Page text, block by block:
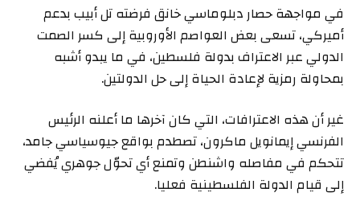
في مواجهة حصار دبلوماسي خانق فرضته تل أبيب بدعم
أميركي، تسعى بعض العواصم الأوروبية إلى كسر الصمت
الدولي عبر الاعتراف بدولة فلسطين، في ما يبدو أشبه
بمحاولة رمزية لإعادة الحياة إلى حل الدولتين.
غير أن هذه الاعترافات، التي كان آخرها ما أعلنه الرئيس
الفرنسي إيمانويل ماكرون، تصطدم بواقع جيوسياسي جامد،
تتحكم في مفاصله واشنطن وتمنع أي تحوّل جوهري يُفضي
إلى قيام الدولة الفلسطينية فعليا.